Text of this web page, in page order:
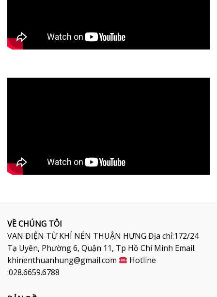
VỀ CHÚNG TÔI
VAN ĐIỆN TỪ KHÍ NÉN THUẬN HƯNG Địa chỉ:172/24
Tạ Uyên, Phường 6, Quận 11, Tp Hồ Chí Minh Email:
khinenthuanhung@gmail.com
Hotline
:028.6659.6788